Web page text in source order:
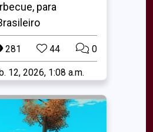
para
281 44 0
12, 2026, 1:08 a.m.